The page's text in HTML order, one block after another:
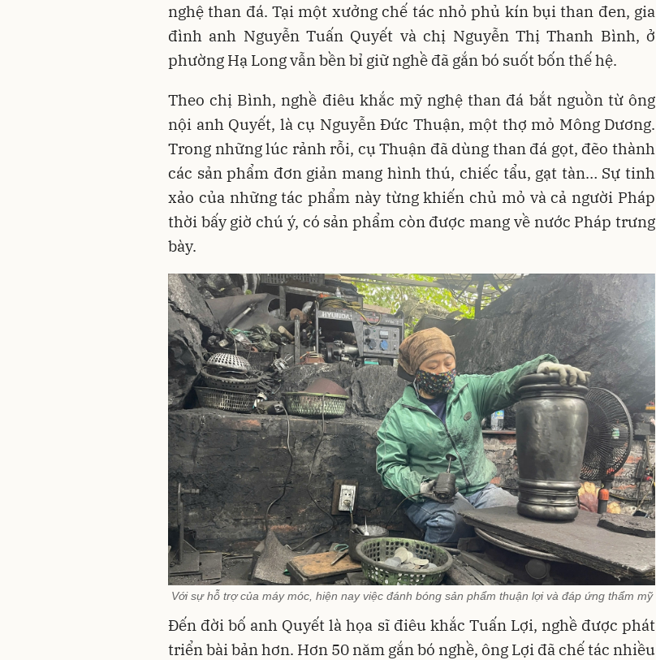
nghệ than đá. Tại một xưởng chế tác nhỏ phủ kín bụi than đen, gia
đình anh Nguyễn Tuấn Quyết và chị Nguyễn Thị Thanh Bình, ở
phường Hạ Long vẫn bền bỉ giữ nghề đã gắn bó suốt bốn thế hệ.
Theo chị Bình, nghề điêu khắc mỹ nghệ than đá bắt nguồn từ ông
nội anh Quyết, là cụ Nguyễn Đức Thuận, một thợ mỏ Mông Dương.
Trong những lúc rảnh rỗi, cụ Thuận đã dùng than đá gọt, đẽo thành
các sản phẩm đơn giản mang hình thú, chiếc tẩu, gạt tàn… Sự tinh
xảo của những tác phẩm này từng khiến chủ mỏ và cả người Pháp
thời bấy giờ chú ý, có sản phẩm còn được mang về nước Pháp trưng
bày.
Với sự hỗ trợ của máy móc, hiện nay việc đánh bóng sản phẩm thuận lợi và đáp ứng thẩm mỹ
Đến đời bố anh Quyết là họa sĩ điêu khắc Tuấn Lợi, nghề được phát
triển bài bản hơn. Hơn 50 năm gắn bó nghề, ông Lợi đã chế tác nhiều